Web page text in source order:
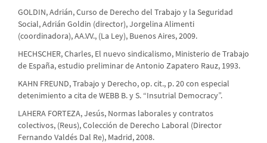
GOLDIN, Adrián, Curso de Derecho del Trabajo y la Seguridad
Social, Adrián Goldin (director), Jorgelina Alimenti
(coordinadora), AA.VV., (La Ley), Buenos Aires, 2009.
HECHSCHER, Charles, El nuevo sindicalismo, Ministerio de Trabajo
de España, estudio preliminar de Antonio Zapatero Rauz, 1993.
KAHN FREUND, Trabajo y Derecho, op. cit., p. 20 con especial
detenimiento a cita de WEBB B. y S. “Insutrial Democracy”.
LAHERA FORTEZA, Jesús, Normas laborales y contratos
colectivos, (Reus), Colección de Derecho Laboral (Director
Fernando Valdés Dal Re), Madrid, 2008.